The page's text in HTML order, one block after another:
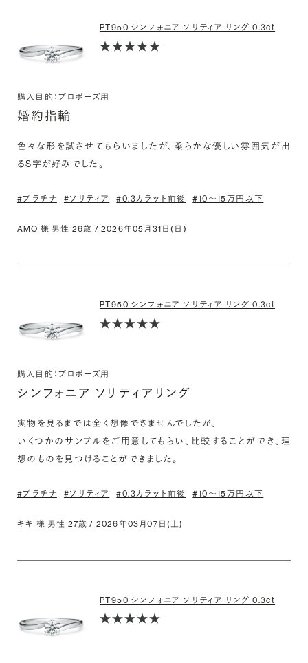
PT950 シンフォニア ソリティア リング 0.3ct
購入目的：プロポーズ用
婚約指輪
色々な形を試させてもらいましたが、柔らかな優しい雰囲気が出
るS字が好みでした。
#プラチナ #ソリティア #0.3カラット前後 #10〜15万円以下
AMO 様 男性 26歳 / 2026年05月31日(日)
PT950 シンフォニア ソリティア リング 0.3ct
購入目的：プロポーズ用
シンフォニア ソリティアリング
実物を見るまでは全く想像できませんでしたが、
いくつかのサンプルをご用意してもらい、比較することができ、理
想のものを見つけることができました。
#プラチナ #ソリティア #0.3カラット前後 #10〜15万円以下
キキ 様 男性 27歳 / 2026年03月07日(土)
PT950 シンフォニア ソリティア リング 0.3ct